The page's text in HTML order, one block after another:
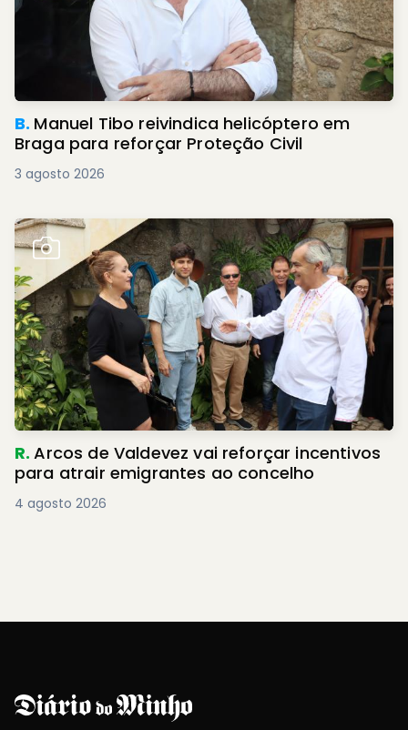
B. Manuel Tibo reivindica helicóptero em
Braga para reforçar Proteção Civil
3 agosto 2026
R.Arcos de Valdevez vai reforçar incentivos
para atrair emigrantes ao concelho
4 agosto 2026